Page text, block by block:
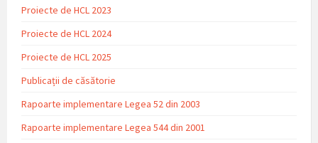
Proiecte de HCL 2023
Proiecte de HCL 2024
Proiecte de HCL 2025
Publicații de căsătorie
Rapoarte implementare Legea 52 din 2003
Rapoarte implementare Legea 544 din 2001